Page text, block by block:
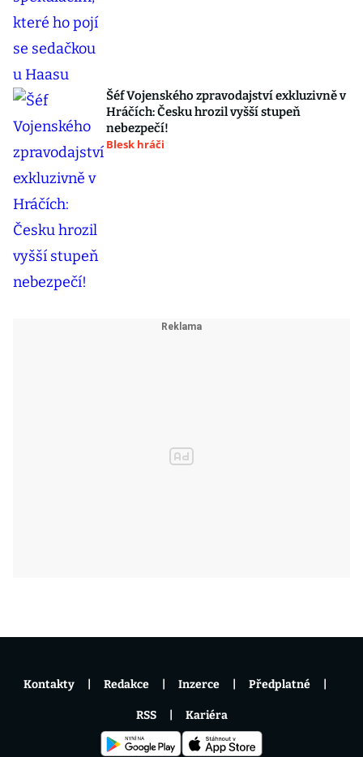
Šéf Vojenského zpravodajství exkluzivně v
Hráčích: Česku hrozil vyšší stupeň
nebezpečí!
Blesk hráči
Kontakty Redakce Inzerce Předplatné
RSS Kariéra